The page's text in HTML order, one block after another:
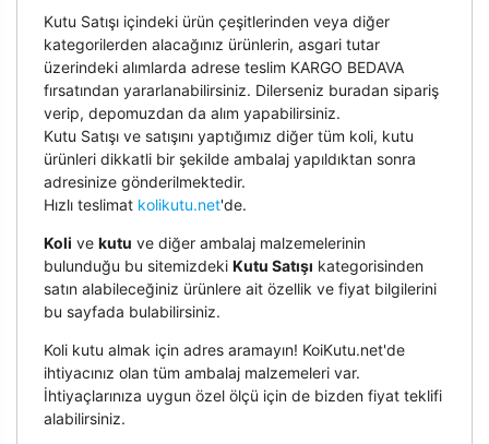
Kutu Satışı içindeki ürün çeşitlerinden veya diğer
kategorilerden alacağınız ürünlerin, asgari tutar
üzerindeki alımlarda adrese teslim KARGO BEDAVA
fırsatından yararlanabilirsiniz. Dilerseniz buradan sipariş
verip, depomuzdan da alım yapabilirsiniz.
Kutu Satışı ve satışını yaptığımız diğer tüm koli, kutu
ürünleri dikkatli bir şekilde ambalaj yapıldıktan sonra
adresinize gönderilmektedir.
Hızlı teslimat kolikutu.net'de.
Koli ve kutu ve diğer ambalaj malzemelerinin
bulunduğu bu sitemizdeki Kutu Satışı kategorisinden
satın alabileceğiniz ürünlere ait özellik ve fiyat bilgilerini
bu sayfada bulabilirsiniz.
Koli kutu almak için adres aramayın! KoiKutu.net'de
ihtiyacınız olan tüm ambalaj malzemeleri var.
İhtiyaçlarınıza uygun özel ölçü için de bizden fiyat teklifi
alabilirsiniz.